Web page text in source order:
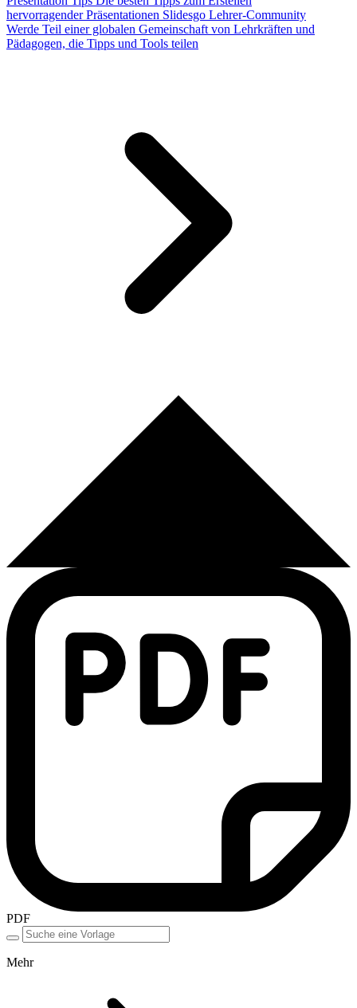
hervorragender Präsentationen Slidesgo Lehrer-Community
Werde Teil einer globalen Gemeinschaft von Lehrkräften und
Pädagogen, die Tipps und Tools teilen
PDF
Mehr